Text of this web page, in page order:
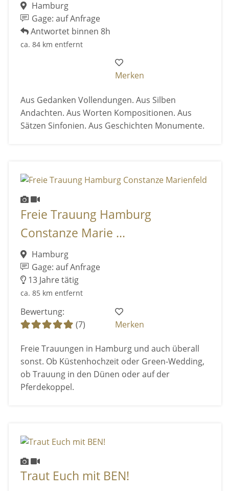
Hamburg
Gage: auf Anfrage
Antwortet binnen 8h
ca. 84 km entfernt
Merken
Aus Gedanken Vollendungen. Aus Silben
Andachten. Aus Worten Kompositionen. Aus
Sätzen Sinfonien. Aus Geschichten Monumente.
Freie Trauung Hamburg
Constanze Marie ...
Hamburg
Gage: auf Anfrage
13 Jahre tätig
ca. 85 km entfernt
Bewertung:
(7)
Merken
Freie Trauungen in Hamburg und auch überall
sonst. Ob Küstenhochzeit oder Green-Wedding,
ob Trauung in den Dünen oder auf der
Pferdekoppel.
Traut Euch mit BEN!